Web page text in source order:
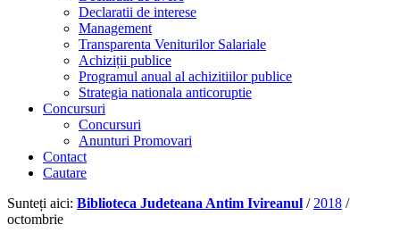
Declaratii de interese
Management
Transparenta Veniturilor Salariale
Achiziții publice
Programul anual al achizitiilor publice
Strategia nationala anticoruptie
Concursuri
Concursuri
Anunturi Promovari
Contact
Cautare
Sunteți aici: Biblioteca Judeteana Antim Ivireanul / 2018 /
octombrie